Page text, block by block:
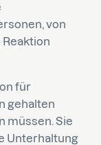
von
für
gehalten
müssen. Sie
Unterhaltung